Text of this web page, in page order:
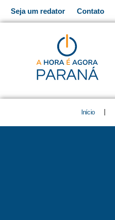
para
Seja um redator Contato
Início